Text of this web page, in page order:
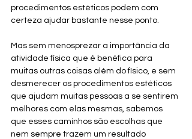
procedimentos estéticos podem com
certeza ajudar bastante nesse ponto.
Mas sem menosprezar a importância da
atividade física que é benéfica para
muitas outras coisas além do físico, e sem
desmerecer os procedimentos estéticos
que ajudam muitas pessoas a se sentirem
melhores com elas mesmas, sabemos
que esses caminhos são escolhas que
nem sempre trazem um resultado